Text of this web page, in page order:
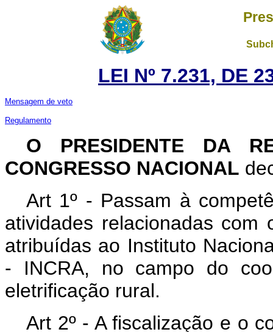
LEI Nº 7.231, DE
Mensagem de veto
Regulamento
O PRESIDENTE DA
CONGRESSO NACIONAL
Art 1º - Passam à
atividades relacionadas com
atribuídas ao Instituto
- INCRA, no campo do
eletrificação rural.
Art 2º - A fiscalização e o